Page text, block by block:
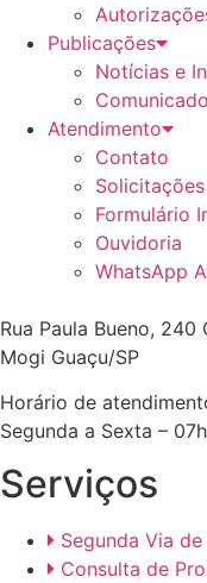
Publicações
Notícias e
Atendimento
Contato
Solicitações
Formulário
Ouvidoria
WhatsApp
Rua Paula Bueno, 240
Mogi Guaçu/SP
Horário de
Segunda a Sexta –
Serviços
Segunda Via
Consulta de